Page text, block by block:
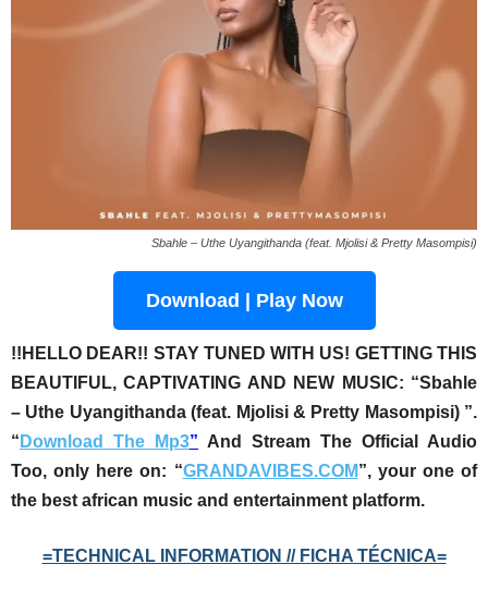
Sbahle – Uthe Uyangithanda (feat. Mjolisi & Pretty Masompisi)
Download | Play Now
!!HELLO DEAR!! STAY TUNED WITH US! GETTING THIS
BEAUTIFUL, CAPTIVATING AND NEW MUSIC: “Sbahle
– Uthe Uyangithanda (feat. Mjolisi & Pretty Masompisi) ”.
“ Download The Mp3” And Stream The Official Audio
Too, only here on: “GRANDAVIBES.COM”, your one of
the best african music and entertainment platform.
=TECHNICAL INFORMATION // FICHA TÉCNICA=